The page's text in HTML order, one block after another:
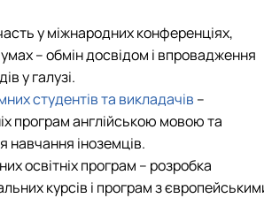
у міжнародних конференціях,
– обмін досвідом і впровадження
у галузі.
студентів та викладачів –
програм англійською мовою та
навчання іноземців.
освітніх програм – розробка
курсів і програм з